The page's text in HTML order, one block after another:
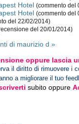
Hotel (commento del
Hotel (commento del
del 22/02/2014)
del 20/01/2014)
di maurizio d »
oppure lascia
il diritto di rimuovere i
a migliorare il tuo
subito oppure